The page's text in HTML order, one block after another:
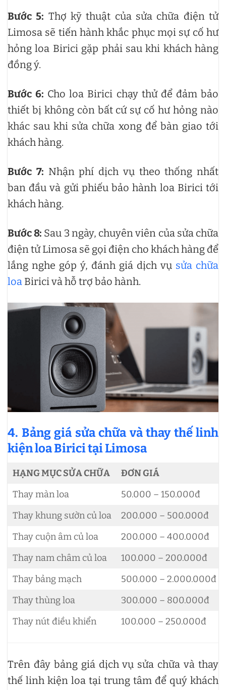
Bước 5: Thợ kỹ thuật của sửa chữa điện tử
Limosa sẽ tiến hành khắc phục mọi sự cố hư
hỏng loa Birici gặp phải sau khi khách hàng
đồng ý.
Bước 6: Cho loa Birici chạy thử để đảm bảo
thiết bị không còn bất cứ sự cố hư hỏng nào
khác sau khi sửa chữa xong để bàn giao tới
khách hàng.
Bước 7: Nhận phí dịch vụ theo thống nhất
ban đầu và gửi phiếu bảo hành loa Birici tới
khách hàng.
Bước 8: Sau 3 ngày, chuyên viên của sửa chữa
điện tử Limosa sẽ gọi điện cho khách hàng để
lắng nghe góp ý, đánh giá dịch vụ sửa chữa
loa Birici và hỗ trợ bảo hành.
4. Bảng giá sửa chữa và thay thế linh
kiện loa Birici tại Limosa
HẠNG MỤC SỬA CHỮA
ĐƠN GIÁ
Thay màn loa
50.000 – 150.000đ
Thay khung sườn củ loa
200.000 – 500.000đ
Thay cuộn âm củ loa
200.000 – 400.000đ
Thay nam châm củ loa
100.000 – 200.000đ
Thay bảng mạch
500.000 – 2.000.000đ
Thay thùng loa
300.000 – 800.000đ
Thay nút điều khiển
100.000 – 250.000đ
Trên đây bảng giá dịch vụ sửa chữa và thay
thế linh kiện loa tại trung tâm để quý khách